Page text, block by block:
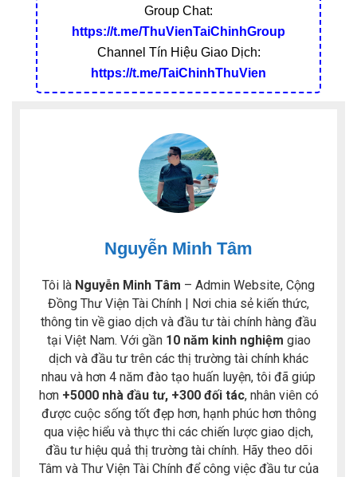
Group Chat:
https://t.me/ThuVienTaiChinhGroup
Channel Tín Hiệu Giao Dịch:
https://t.me/TaiChinhThuVien
Nguyễn Minh Tâm
Tôi là Nguyễn Minh Tâm – Admin Website, Cộng
Đồng Thư Viện Tài Chính | Nơi chia sẻ kiến thức,
thông tin về giao dịch và đầu tư tài chính hàng đầu
tại Việt Nam. Với gần 10 năm kinh nghiệm giao
dịch và đầu tư trên các thị trường tài chính khác
nhau và hơn 4 năm đào tạo huấn luyện, tôi đã giúp
hơn +5000 nhà đầu tư, +300 đối tác, nhân viên có
được cuộc sống tốt đẹp hơn, hạnh phúc hơn thông
qua việc hiểu và thực thi các chiến lược giao dịch,
đầu tư hiệu quả thị trường tài chính. Hãy theo dõi
Tâm và Thư Viện Tài Chính để công việc đầu tư của